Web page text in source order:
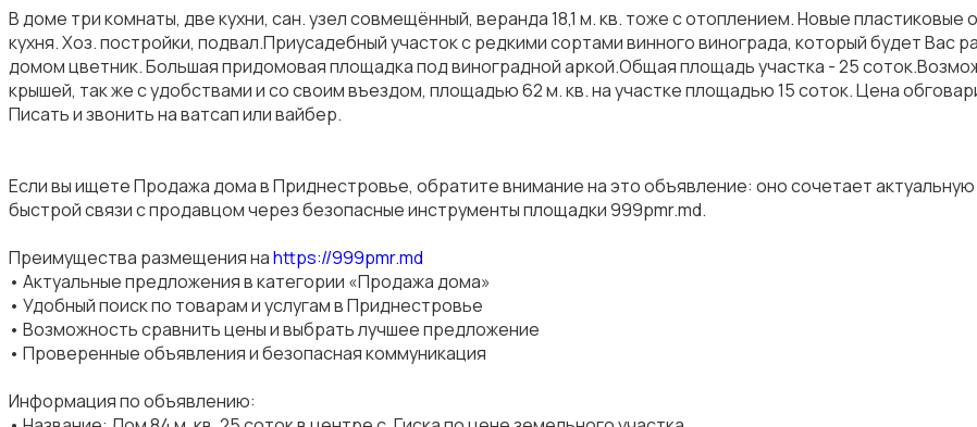
В доме три комнаты, две кухни, сан. узел совмещённый, веранда 18,1 м. кв. тоже с отоплением. Новые
кухня. Хоз. постройки, подвал.Приусадебный участок с редкими сортами винного винограда, который будет
домом цветник. Большая придомовая площадка под виноградной аркой.Общая площадь участка - 25
крышей, так же с удобствами и со своим въездом, площадью 62 м. кв. на участке площадью 15 соток. Цена
Писать и звонить на ватсап или вайбер.
Если вы ищете Продажа дома в Приднестровье, обратите внимание на это объявление: оно сочетает
быстрой связи с продавцом через безопасные инструменты площадки 999pmr.md.
Преимущества размещения наhttps://999pmr.md
• Актуальные предложения в категории «Продажа дома»
• Удобный поиск по товарам и услугам в Приднестровье
• Возможность сравнить цены и выбрать лучшее предложение
• Проверенные объявления и безопасная коммуникация
Информация по объявлению: